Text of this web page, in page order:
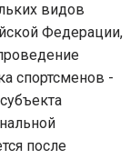
видов
Федерации,
спортсменов -
после